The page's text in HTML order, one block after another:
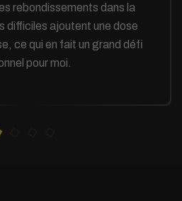
rebondissements dans la
difficiles ajoutent une dose
ce qui en fait un grand défi
pour moi.